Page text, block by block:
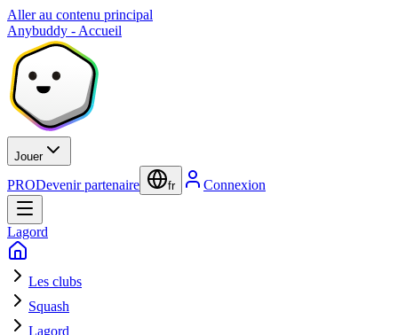
Aller au contenu principal
Anybuddy - Accueil
Jouer
PRODevenir partenaire fr Connexion
Lagord
Les clubs
Squash
Lagord